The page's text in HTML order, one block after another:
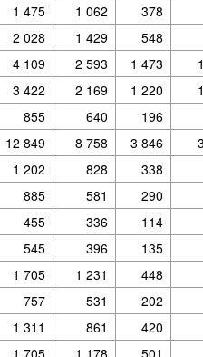
1 475 1 062
378
2 028 1 429
548
4 109 2 593 1 473
3 422 2 169 1 220
855 640
196
12 849 8 758 3 846
1 202 828
338
885 581
290
455 336
114
545 396
135
1 705 1 231
448
757 531
202
1 311 861
420
1 705 1 178 501